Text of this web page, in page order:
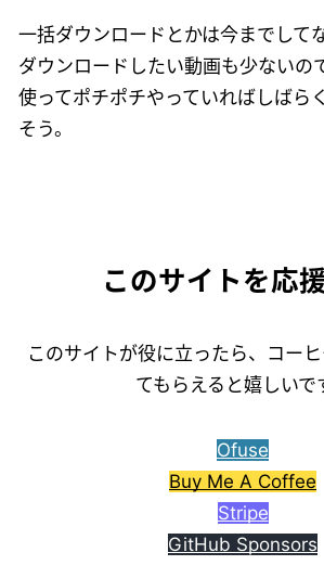
一括ダウンロードとかは今までして
ダウンロードしたい動画も少ないの
使ってポチポチやっていればしばら
そう。
このサイトを応
このサイトが役に立ったら、コー
てもらえると嬉しいで
Ofuse
Buy Me A Coffee
Stripe
GitHub Sponsors